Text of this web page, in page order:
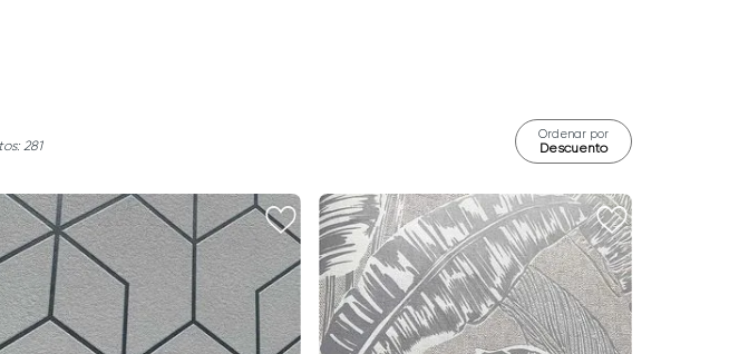
281
Ordenar por
Descuento